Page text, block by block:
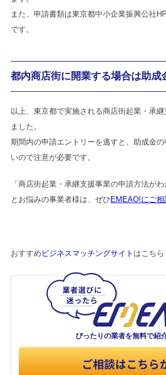
また、申請書類は東京都中小企業振興公社
です。
都内商店街に開業する場合は助成
以上、東京都で実施される商店街起業・承
ました。
期間内の申請エントリーを逃すと、助成金
いので注意が必要です。
「商店街起業・承継支援事業の申請方法がわ
とお悩みの事業者様は、ぜひ EMEAO!にご相
おすすめ ビジネスマッチングサイト はこちら
ぴったりの業者を無料で紹